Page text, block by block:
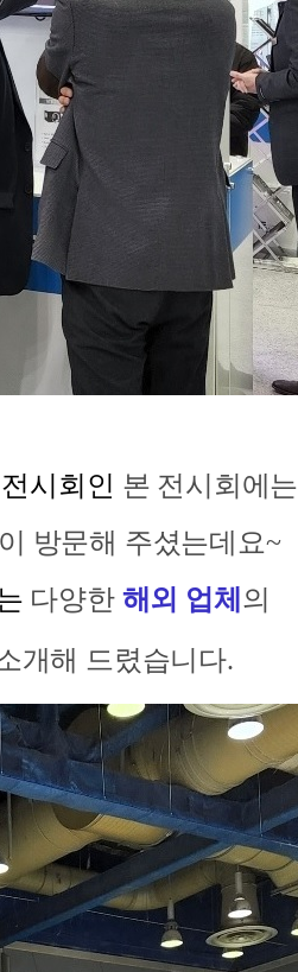
시회인 본 전시회에는
방문해 주셨는데요~
다양한 해외 업체 의
개해 드렸습니다.